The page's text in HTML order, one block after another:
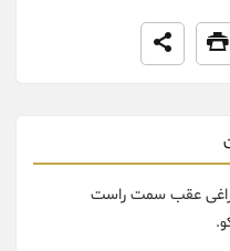
عقب سمت راست